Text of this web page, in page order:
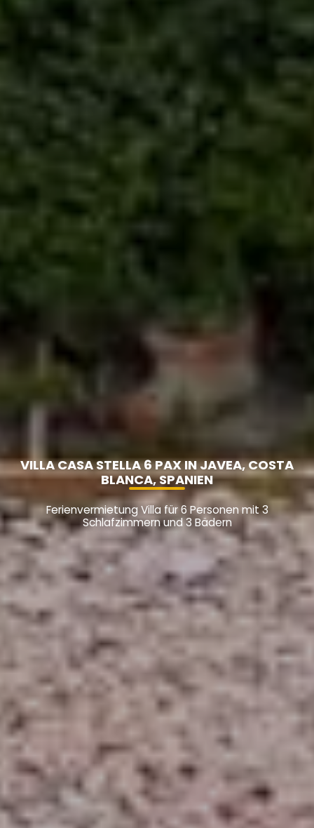
VILLA CASA STELLA 6 PAX IN JAVEA, COSTA
BLANCA, SPANIEN
Ferienvermietung Villa für 6 Personen mit 3
Schlafzimmern und 3 Bädern